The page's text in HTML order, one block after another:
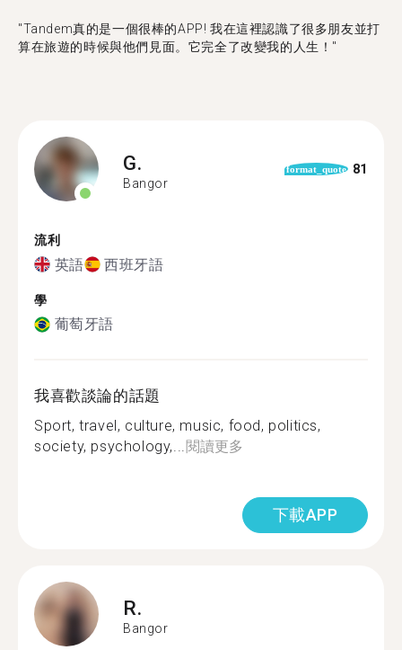
"Tandem真的是一個很棒的APP! 我在這裡認識了很多朋友並打
算在旅遊的時候與他們見面。它完全了改變我的人生！"
G.
Bangor
format_quote 81
流利
英語 西班牙語
學
葡萄牙語
我喜歡談論的話題
Sport, travel, culture, music, food, politics,
society, psychology,...閱讀更多
下載APP
R.
Bangor